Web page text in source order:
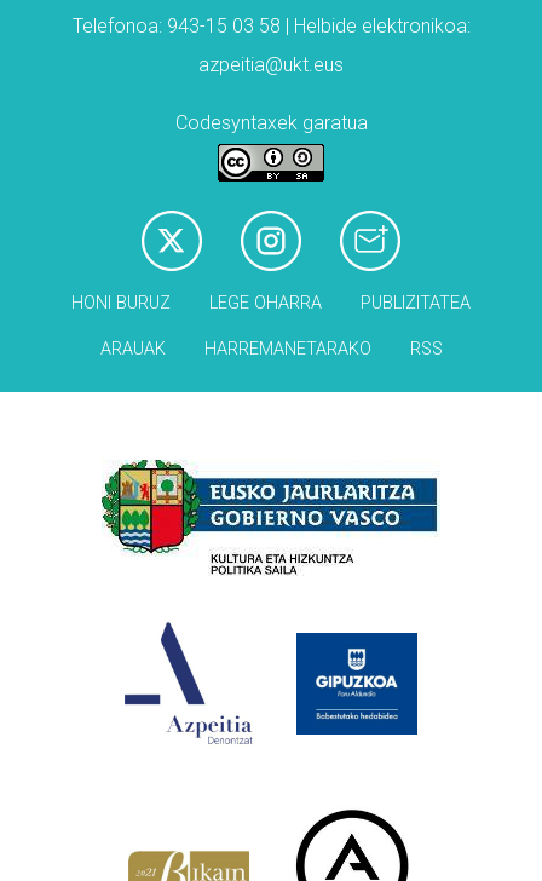
Telefonoa: 943-15 03 58 | Helbide elektronikoa:
azpeitia@ukt.eus
Codesyntaxek garatua
HONI BURUZ LEGE OHARRA PUBLIZITATEA
ARAUAK HARREMANETARAKO RSS